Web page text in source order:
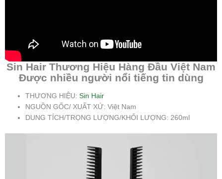
Sin Hair Thương Hiệu Hàng Đầu Việt Nam
Được nhiều người nổi tiếng tin dùng
THƯƠNG HIỆU:Sin Hair
NGUỒN GỐC/ XUẤT XỨ: Việt Nam
DUNG TÍCH/TRỌNG LƯỢNG/KHỐI LƯỢNG: 260ml